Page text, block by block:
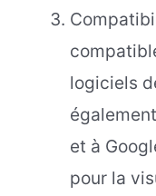
logiciels
et à
pour la